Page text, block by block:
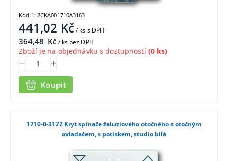
441,02 Kč/ kss DPH
364,48 Kč/ ks bez DPH
Zboží je na objednávku s dostupností (0 ks)
Koupit
Kód 1: 2CKA001710A3163
1710-0-3172 Kryt spínače žaluziového otočného s otočným
ovladačem, s potiskem, studio bílá